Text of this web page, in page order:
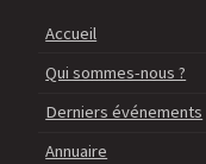
Accueil
Qui sommes-nous ?
Derniers événements
Annuaire